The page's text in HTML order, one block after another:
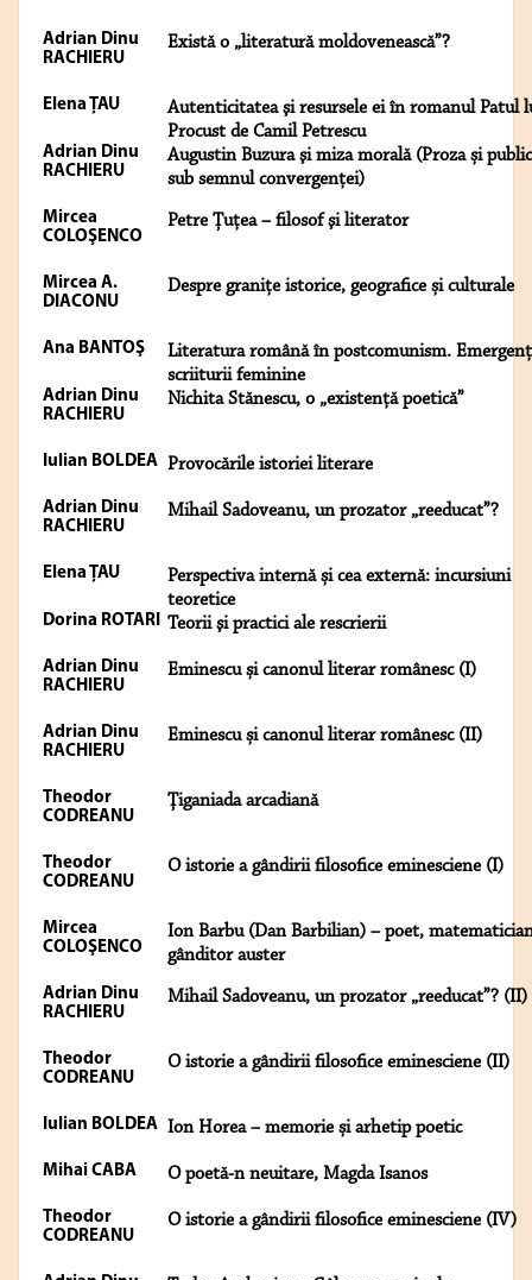
Adrian Dinu
RACHIERU
Există o „literatură moldovenească”?
Elena ŢAU
Autenticitatea şi resursele ei în romanul Patul
Procust de Camil Petrescu
Adrian Dinu
RACHIERU
Augustin Buzura şi miza morală (Proza și
sub semnul convergenței)
Mircea
COLOŞENCO
Petre Țuţea – filosof şi literator
Mircea A.
DIACONU
Despre granițe istorice, geografice și culturale
Ana BANTOŞ
Literatura română în postcomunism.
scriiturii feminine
Adrian Dinu
RACHIERU
Nichita Stănescu, o „existență poetică”
Iulian BOLDEA Provocările istoriei literare
Adrian Dinu
RACHIERU
Mihail Sadoveanu, un prozator „reeducat”?
Elena ŢAU
Perspectiva internă și cea externă: incursiuni
teoretice
Dorina ROTARI Teorii şi practici ale rescrierii
Adrian Dinu
RACHIERU
Eminescu și canonul literar românesc (I)
Adrian Dinu
RACHIERU
Eminescu și canonul literar românesc (II)
Theodor
CODREANU
Țiganiada arcadiană
Theodor
CODREANU
O istorie a gândirii filosofice eminesciene (I)
Mircea
COLOŞENCO
Ion Barbu (Dan Barbilian) – poet,
gânditor auster
Adrian Dinu
RACHIERU
Mihail Sadoveanu, un prozator „reeducat”? (II)
Theodor
CODREANU
O istorie a gândirii filosofice eminesciene (II)
Iulian BOLDEA Ion Horea – memorie și arhetip poetic
Mihai CABA O poetă-n neuitare, Magda Isanos
Theodor
CODREANU
O istorie a gândirii filosofice eminesciene (IV)